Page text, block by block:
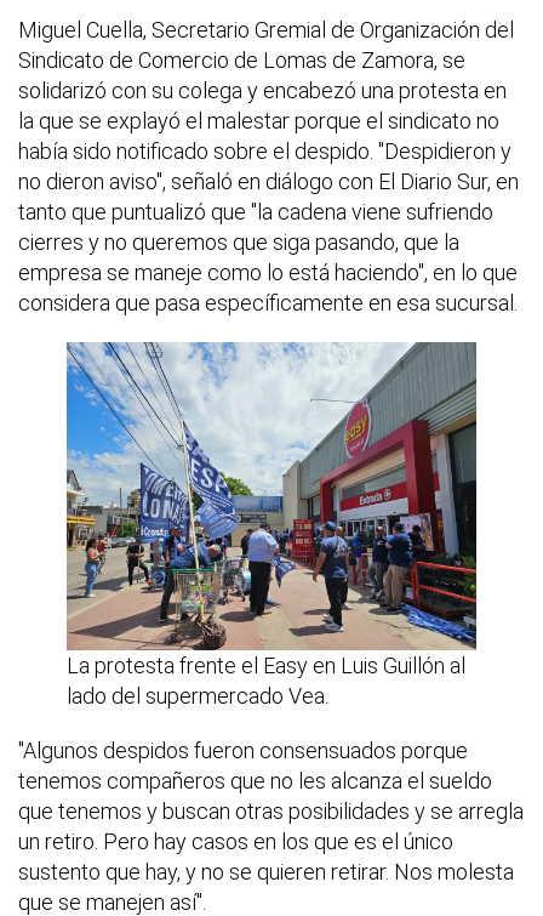
Miguel Cuella, Secretario Gremial de Organización del
Sindicato de Comercio de Lomas de Zamora, se
solidarizó con su colega y encabezó una protesta en
la que se explayó el malestar porque el sindicato no
había sido notificado sobre el despido. "Despidieron y
no dieron aviso", señaló en diálogo con El Diario Sur, en
tanto que puntualizó que "la cadena viene sufriendo
cierres y no queremos que siga pasando, que la
empresa se maneje como lo está haciendo", en lo que
considera que pasa específicamente en esa sucursal.
La protesta frente el Easy en Luis Guillón al
lado del supermercado Vea.
"Algunos despidos fueron consensuados porque
tenemos compañeros que no les alcanza el sueldo
que tenemos y buscan otras posibilidades y se arregla
un retiro. Pero hay casos en los que es el único
sustento que hay, y no se quieren retirar. Nos molesta
que se manejen así".